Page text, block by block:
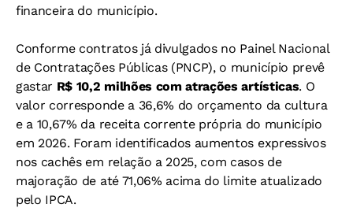
financeira do município.
Conforme contratos já divulgados no Painel Nacional
de Contratações Públicas (PNCP), o município prevê
gastar R$ 10,2 milhões com atrações artísticas. O
valor corresponde a 36,6% do orçamento da cultura
e a 10,67% da receita corrente própria do município
em 2026. Foram identificados aumentos expressivos
nos cachês em relação a 2025, com casos de
majoração de até 71,06% acima do limite atualizado
pelo IPCA.